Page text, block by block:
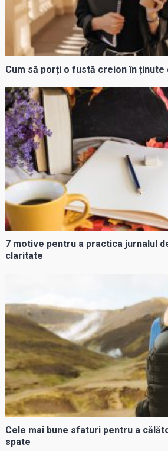
Cum să porți o fustă creion în ținute
7 motive pentru a practica jurnalul
claritate
Cele mai bune sfaturi pentru a
spate